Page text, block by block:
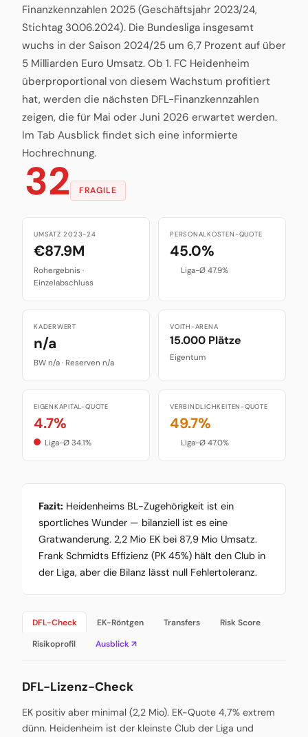
Finanzkennzahlen 2025 (Geschäftsjahr 2023/24,
Stichtag 30.06.2024). Die Bundesliga insgesamt
wuchs in der Saison 2024/25 um 6,7 Prozent auf über
5 Milliarden Euro Umsatz. Ob 1. FC Heidenheim
überproportional von diesem Wachstum profitiert
hat, werden die nächsten DFL-Finanzkennzahlen
zeigen, die für Mai oder Juni 2026 erwartet werden.
Im Tab Ausblick findet sich eine informierte
Hochrechnung.
32 FRAGILE
UMSATZ 2023-24
€87.9M
Rohergebnis ·
Einzelabschluss
PERSONALKOSTEN-QUOTE
45.0%
Liga-Ø 47.9%
KADERWERT
n/a
BW n/a · Reserven n/a
VOITH-ARENA
15.000 Plätze
Eigentum
EIGENKAPITAL-QUOTE
4.7%
Liga-Ø 34.1%
VERBINDLICHKEITEN-QUOTE
49.7%
Liga-Ø 47.0%
Fazit: Heidenheims BL-Zugehörigkeit ist ein
sportliches Wunder — bilanziell ist es eine
Gratwanderung. 2,2 Mio EK bei 87,9 Mio Umsatz.
Frank Schmidts Effizienz (PK 45%) hält den Club in
der Liga, aber die Bilanz lässt null Fehlertoleranz.
DFL-Check EK-Röntgen Transfers
Risk Score
Risikoprofil
Ausblick ↗
DFL-Lizenz-Check
EK positiv aber minimal (2,2 Mio). EK-Quote 4,7% extrem
dünn. Heidenheim ist der kleinste Club der Liga und